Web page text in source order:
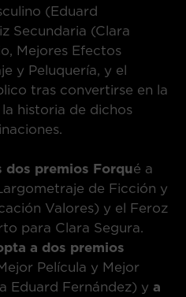
(Eduard
Secundaria (Clara
Mejores Efectos
y Peluquería, y el
tras convertirse en la
historia de dichos
dos premios Forqué a
de Ficción y
Valores) y el Feroz
para Clara Segura.
a dos premios
Película y Mejor
Eduard Fernández) y a